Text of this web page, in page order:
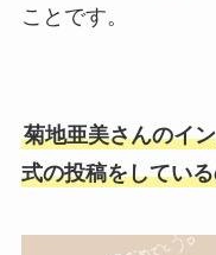
ことです。
菊地亜美さんのイ
式の投稿をしてい